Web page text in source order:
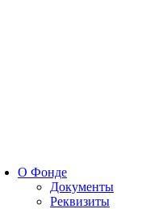
О Фонде
Документы
Реквизиты